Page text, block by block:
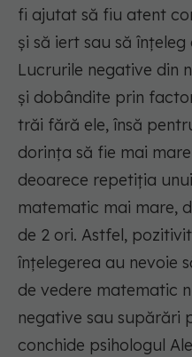
fi ajutat să fiu atent
și să iert sau să
Lucrurile negative din
și dobândite prin
trăi fără ele, însă
dorința să fie mai
deoarece repetiția
matematic mai mare,
de 2 ori. Astfel,
înțelegerea au nevoie
de vedere matematic
negative sau supărări
conchide psihologul